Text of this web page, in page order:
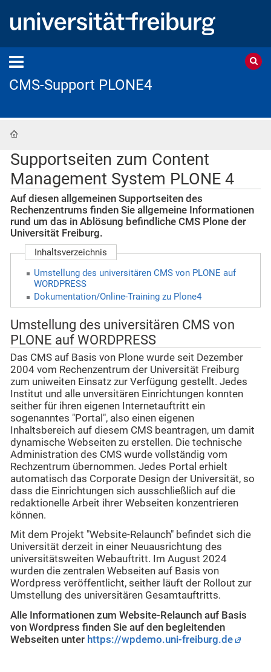
CMS-Support PLONE4
Supportseiten zum Content
Management System PLONE 4
Auf diesen allgemeinen Supportseiten des
Rechenzentrums finden Sie allgemeine Informationen
rund um das in Ablösung befindliche CMS Plone der
Universität Freiburg.
Inhaltsverzeichnis
Umstellung des universitären CMS von PLONE auf
WORDPRESS
Dokumentation/Online-Training zu Plone4
Umstellung des universitären CMS von
PLONE auf WORDPRESS
Das CMS auf Basis von Plone wurde seit Dezember
2004 vom Rechenzentrum der Universität Freiburg
zum uniweiten Einsatz zur Verfügung gestellt. Jedes
Institut und alle unversitären Einrichtungen konnten
seither für ihren eigenen Internetauftritt ein
sogenanntes "Portal", also einen eigenen
Inhaltsbereich auf diesem CMS beantragen, um damit
dynamische Webseiten zu erstellen. Die technische
Administration des CMS wurde vollständig vom
Rechzentrum übernommen. Jedes Portal erhielt
automatisch das Corporate Design der Universität, so
dass die Einrichtungen sich ausschließlich auf die
redaktionelle Arbeit ihrer Webseiten konzentrieren
können.
Mit dem Projekt "Website-Relaunch" befindet sich die
Universität derzeit in einer Neuausrichtung des
universitätsweiten Webauftritt. Im August 2024
wurden die zentralen Webseiten auf Basis von
Wordpress veröffentlicht, seither läuft der Rollout zur
Umstellung des universitären Gesamtauftritts.
Alle Informationen zum Website-Relaunch auf Basis
von Wordpress finden Sie auf den begleitenden
Webseiten unter https://wpdemo.uni-freiburg.de